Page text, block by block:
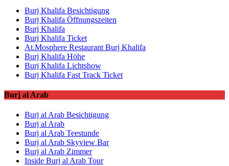
Burj Khalifa Besichtigung
Burj Khalifa Öffnungszeiten
Burj Khalifa
Burj Khalifa Ticket
At.Mosphere Restaurant Burj Khalifa
Burj Khalifa Höhe
Burj Khalifa Lichtshow
Burj Khalifa Fast Track Ticket
Burj al Arab
Burj al Arab Besichtigung
Burj al Arab
Burj al Arab Teestunde
Burj al Arab Skyview Bar
Burj al Arab Zimmer
Inside Burj al Arab Tour